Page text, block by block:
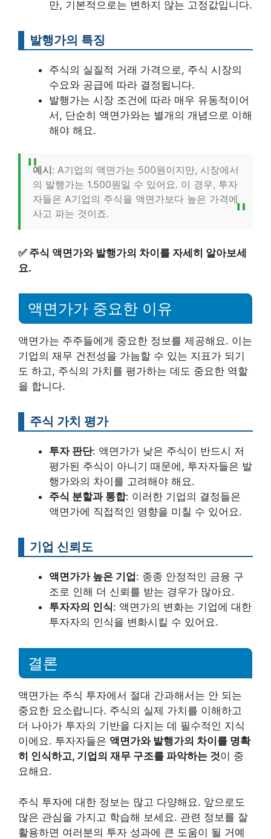
만, 기본적으로는 변하지 않는 고정값입니다.
발행가의 특징
주식의 실질적 거래 가격으로, 주식 시장의
수요와 공급에 따라 결정됩니다.
발행가는 시장 조건에 따라 매우 유동적이어
서, 단순히 액면가와는 별개의 개념으로 이해
해야 해요.
예시: A기업의 액면가는 500원이지만, 시장에서
의 발행가는 1.500원일 수 있어요. 이 경우, 투자
자들은 A기업의 주식을 액면가보다 높은 가격에
사고 파는 것이죠.
✅ 주식 액면가와 발행가의 차이를 자세히 알아보세
요.
액면가가 중요한 이유
액면가는 주주들에게 중요한 정보를 제공해요. 이는
기업의 재무 건전성을 가늠할 수 있는 지표가 되기
도 하고, 주식의 가치를 평가하는 데도 중요한 역할
을 합니다.
주식 가치 평가
투자 판단: 액면가가 낮은 주식이 반드시 저
평가된 주식이 아니기 때문에, 투자자들은 발
행가와의 차이를 고려해야 해요.
주식 분할과 통합: 이러한 기업의 결정들은
액면가에 직접적인 영향을 미칠 수 있어요.
기업 신뢰도
액면가가 높은 기업 : 종종 안정적인 금융 구
조로 인해 더 신뢰를 받는 경우가 많아요.
투자자의 인식: 액면가의 변화는 기업에 대한
투자자의 인식을 변화시킬 수 있어요.
결론
액면가는 주식 투자에서 절대 간과해서는 안 되는
중요한 요소랍니다. 주식의 실제 가치를 이해하고
더 나아가 투자의 기반을 다지는 데 필수적인 지식
이에요. 투자자들은 액면가와 발행가의 차이를 명확
히 인식하고, 기업의 재무 구조를 파악하는 것이 중
요해요.
주식 투자에 대한 정보는 많고 다양해요. 앞으로도
많은 관심을 가지고 학습해 보세요. 관련 정보를 잘
활용하면 여러분의 투자 성과에 큰 도움이 될 거예